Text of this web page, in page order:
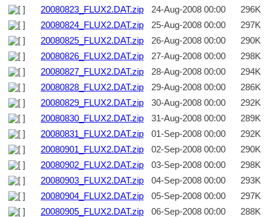
20080823_FLUX2.DAT.zip
24-Aug-2008 00:00
296K
20080824_FLUX2.DAT.zip
25-Aug-2008 00:00
297K
20080825_FLUX2.DAT.zip
26-Aug-2008 00:00
290K
20080826_FLUX2.DAT.zip
27-Aug-2008 00:00
298K
20080827_FLUX2.DAT.zip
28-Aug-2008 00:00
294K
20080828_FLUX2.DAT.zip
29-Aug-2008 00:00
286K
20080829_FLUX2.DAT.zip
30-Aug-2008 00:00
292K
20080830_FLUX2.DAT.zip
31-Aug-2008 00:00
289K
20080831_FLUX2.DAT.zip
01-Sep-2008 00:00
292K
20080901_FLUX2.DAT.zip
02-Sep-2008 00:00
290K
20080902_FLUX2.DAT.zip
03-Sep-2008 00:00
298K
20080903_FLUX2.DAT.zip
04-Sep-2008 00:00
293K
20080904_FLUX2.DAT.zip
05-Sep-2008 00:00
297K
20080905_FLUX2.DAT.zip
06-Sep-2008 00:00
288K